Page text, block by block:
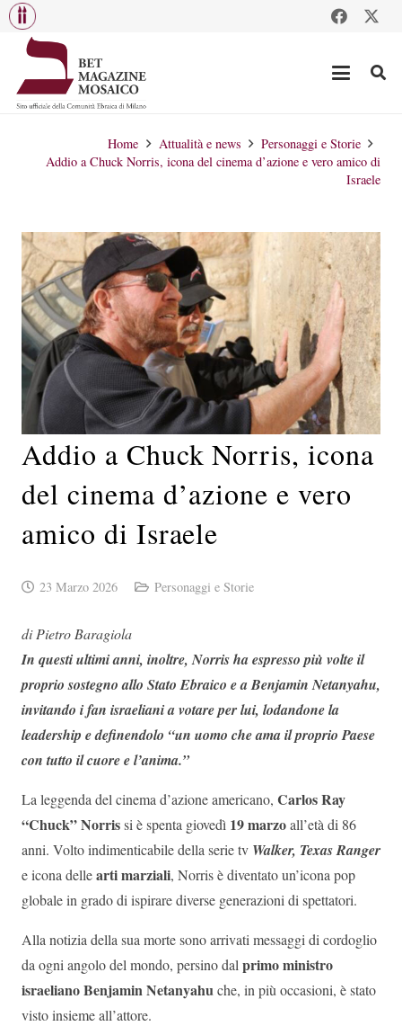
Home Attualità e news
Personaggi e Storie
Addio a Chuck Norris, icona del cinema d’azione e vero amico di
Israele
Addio a Chuck Norris, icona
del cinema d’azione e vero
amico di Israele
23 Marzo 2026 Personaggi e Storie
di Pietro Baragiola
In questi ultimi anni, inoltre, Norris ha espresso più volte il
proprio sostegno allo Stato Ebraico e a Benjamin Netanyahu,
invitando i fan israeliani a votare per lui, lodandone la
leadership e definendolo “un uomo che ama il proprio Paese
con tutto il cuore e l’anima.”
La leggenda del cinema d’azione americano, Carlos Ray
“Chuck” Norrissi è spenta giovedì 19 marzoall’età di 86
anni. Volto indimenticabile della serie tv Walker, Texas Ranger
e icona dellearti marziali, Norris è diventato un’icona pop
globale in grado di ispirare diverse generazioni di spettatori.
Alla notizia della sua morte sono arrivati messaggi di cordoglio
da ogni angolo del mondo, persino dalprimo ministro
israeliano Benjamin Netanyahuche, in più occasioni, è stato
visto insieme all’attore.